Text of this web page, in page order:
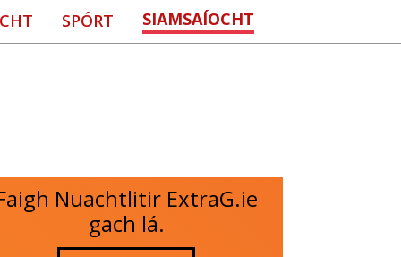
SPÓRT SIAMSAÍOCHT
Nuachtlitir ExtraG.ie
gach lá.